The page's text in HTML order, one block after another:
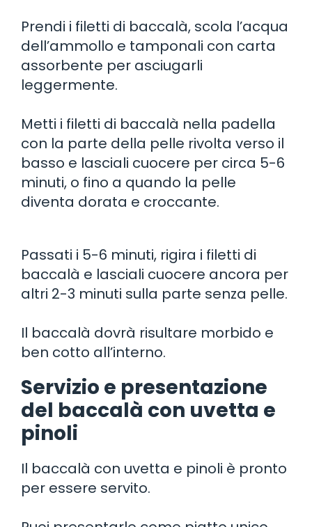
Prendi i filetti di baccalà, scola l’acqua
dell’ammollo e tamponali con carta
assorbente per asciugarli
leggermente.
Metti i filetti di baccalà nella padella
con la parte della pelle rivolta verso il
basso e lasciali cuocere per circa 5-6
minuti, o fino a quando la pelle
diventa dorata e croccante.
Passati i 5-6 minuti, rigira i filetti di
baccalà e lasciali cuocere ancora per
altri 2-3 minuti sulla parte senza pelle.
Il baccalà dovrà risultare morbido e
ben cotto all’interno.
Servizio e presentazione
del baccalà con uvetta e
pinoli
Il baccalà con uvetta e pinoli è pronto
per essere servito.